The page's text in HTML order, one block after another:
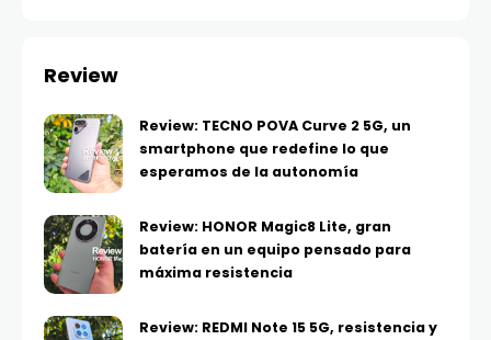
Review
Review: TECNO POVA Curve 2 5G, un
smartphone que redefine lo que
esperamos de la autonomía
Review: HONOR Magic8 Lite, gran
batería en un equipo pensado para
máxima resistencia
Review: REDMI Note 15 5G, resistencia y